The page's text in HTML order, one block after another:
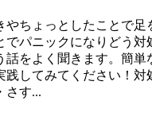
ちょっとしたことで足
でパニックになりどう対
話をよく聞きます。簡単
践してみてください！
さす...